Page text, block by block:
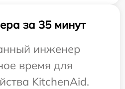
за 35 минут
инженер
время для
KitchenAid.